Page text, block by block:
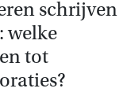
schrijven
welke
tot